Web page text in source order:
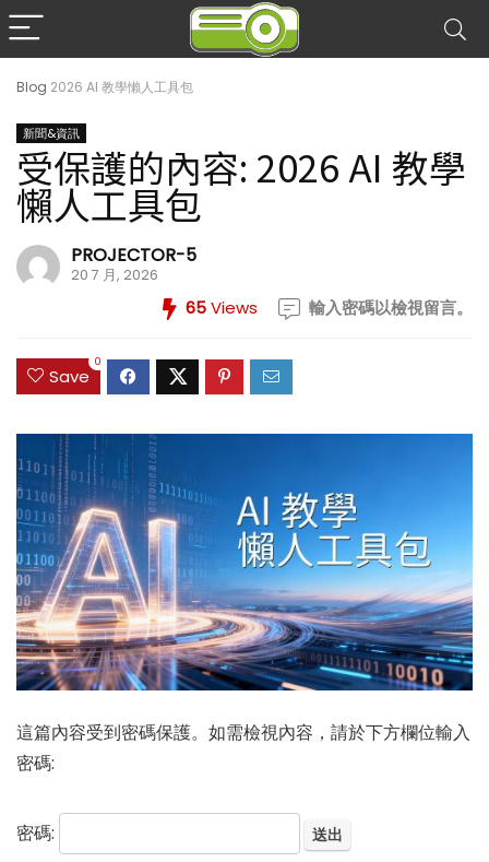
Blog 2026 AI 教學懶人工具包
新聞&資訊
受保護的內容: 2026 AI 教學
懶人工具包
PROJECTOR-5
20 7 月, 2026
65Views 輸入密碼以檢視留言。
Save
0
這篇內容受到密碼保護。如需檢視內容，請於下方欄位輸入
密碼:
密碼: